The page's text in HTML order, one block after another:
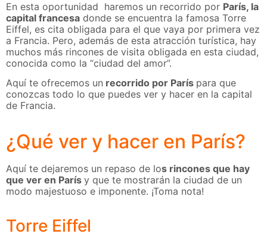
En esta oportunidad haremos un recorrido por París, la
capital francesa donde se encuentra la famosa Torre
Eiffel, es cita obligada para el que vaya por primera vez
a Francia. Pero, además de esta atracción turística, hay
muchos más rincones de visita obligada en esta ciudad,
conocida como la “ciudad del amor”.
Aquí te ofrecemos un recorrido por París para que
conozcas todo lo que puedes ver y hacer en la capital
de Francia.
¿Qué ver y hacer en París?
Aquí te dejaremos un repaso de los rincones que hay
que ver en París y que te mostrarán la ciudad de un
modo majestuoso e imponente. ¡Toma nota!
Torre Eiffel